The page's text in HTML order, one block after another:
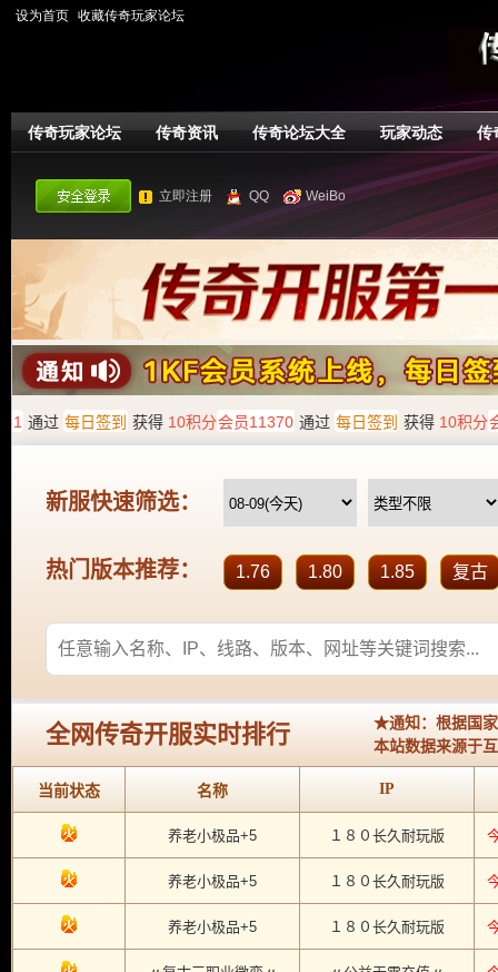
设为首页 收藏传奇玩家论坛
传奇玩家论坛 传奇资讯 传奇论坛大全 玩家动态 传
立即注册 QQ WeiBo